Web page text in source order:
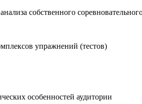
собственного
упражнений (тестов)
особенностей аудитории